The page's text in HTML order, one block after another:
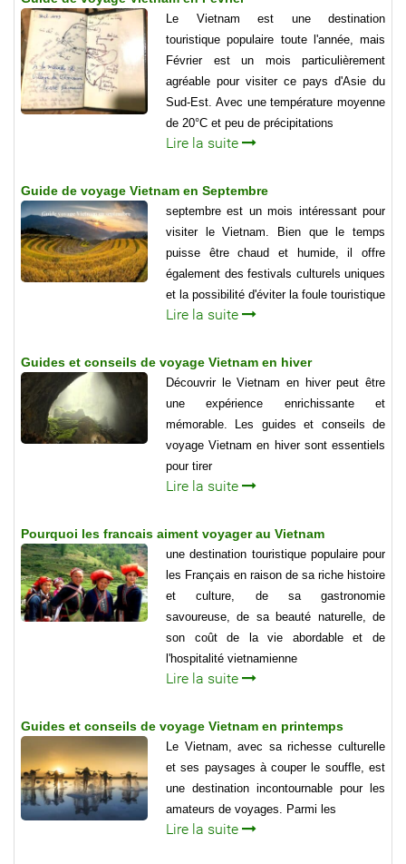
Le Vietnam est une destination
touristique populaire toute l'année, mais
Février est un mois particulièrement
agréable pour visiter ce pays d'Asie du
Sud-Est. Avec une température moyenne
de 20°C et peu de précipitations
Lire la suite
Guide de voyage Vietnam en Septembre
septembre est un mois intéressant pour
visiter le Vietnam. Bien que le temps
puisse être chaud et humide, il offre
également des festivals culturels uniques
et la possibilité d'éviter la foule touristique
Lire la suite
Guides et conseils de voyage Vietnam en hiver
Découvrir le Vietnam en hiver peut être
une expérience enrichissante et
mémorable. Les guides et conseils de
voyage Vietnam en hiver sont essentiels
pour tirer
Lire la suite
Pourquoi les francais aiment voyager au Vietnam
une destination touristique populaire pour
les Français en raison de sa riche histoire
et culture, de sa gastronomie
savoureuse, de sa beauté naturelle, de
son coût de la vie abordable et de
l'hospitalité vietnamienne
Lire la suite
Guides et conseils de voyage Vietnam en printemps
Le Vietnam, avec sa richesse culturelle
et ses paysages à couper le souffle, est
une destination incontournable pour les
amateurs de voyages. Parmi les
Lire la suite